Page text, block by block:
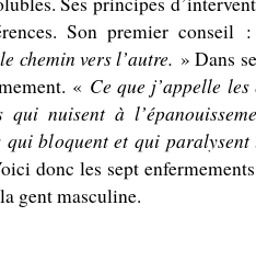
Son premier
chemin vers l’autre. » Dans
« Ce que j’appelle les
nuisent à
qui bloquent et qui paralysent
donc les sept
gent masculine.